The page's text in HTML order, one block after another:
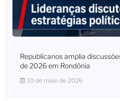
Republicanos amplia
de 2026 em Rondônia
10 de maio de 2026